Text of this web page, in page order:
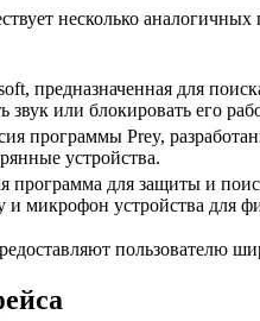
несколько
предназначенная для
звук или блокировать его
программы Prey,
устройства.
программа для защиты и
и микрофон устройства для
пользователю